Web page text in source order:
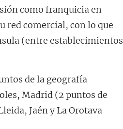
como franquicia en
red comercial, con lo que
(entre establecimientos
de la geografía
Madrid (2 puntos de
Jaén y La Orotava